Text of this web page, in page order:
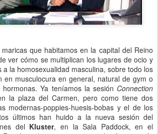
que habitamos en la capital del Reino
ver cómo se multiplican los lugares de ocio y
a la homosexualidad masculina, sobre todo los
en musculocura en general, natural de gym o
Ya teníamos la sesión Connection
la plaza del Carmen, pero como tiene dos
modernas-poppies-huesis-bobas y el de los
últimos han huido a la nueva sesión del
del Kluster, en la Sala Paddock, en el